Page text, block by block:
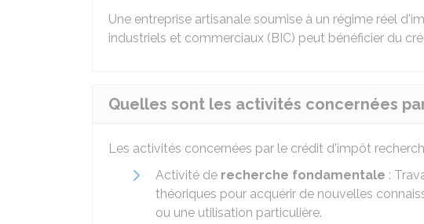
Une entreprise artisanale soumise à un régime réel
industriels et commerciaux (BIC) peut bénéficier du
Quelles sont les activités concernées
Les activités concernées par le crédit d'impôt
Activité de recherche fondamentale :
théoriques pour acquérir de nouvelles
ou une utilisation particulière.